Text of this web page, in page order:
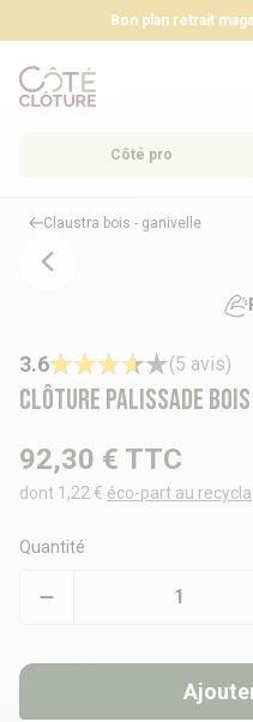
Bon plan retrait
Côté pro
Claustra bois - ganivelle
Clôture palissade bois
3.6 (5 avis)
92,30 € TTC
dont 1,22 € éco-part au
Quantité